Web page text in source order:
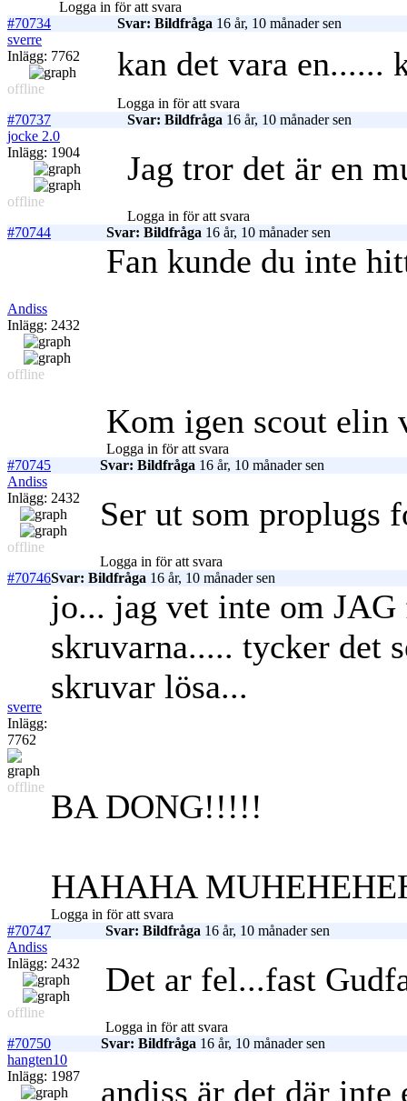
Logga in för att svara
#70734
Svar: Bildfråga 16 år, 10 månader sen
sverre
Inlägg: 7762
offline
kan det vara en......
Logga in för att svara
#70737
Svar: Bildfråga 16 år, 10 månader sen
jocke 2.0
Inlägg: 1904
offline
Jag tror det är en
Logga in för att svara
#70744
Svar: Bildfråga 16 år, 10 månader sen
Andiss
Inlägg: 2432
offline
Fan kunde du inte
Kom igen scout elin
Logga in för att svara
#70745
Svar: Bildfråga 16 år, 10 månader sen
Andiss
Inlägg: 2432
offline
Ser ut som proplugs
Logga in för att svara
#70746Svar: Bildfråga 16 år, 10 månader sen
sverre
Inlägg:
7762
offline
jo... jag vet inte om JAG
skruvarna..... tycker det
skruvar lösa...
BA DONG!!!!!
HAHAHA
Logga in för att svara
#70747
Svar: Bildfråga 16 år, 10 månader sen
Andiss
Inlägg: 2432
offline
Det ar fel...fast
Logga in för att svara
#70750
Svar: Bildfråga 16 år, 10 månader sen
hangten10
Inlägg: 1987
andiss är det där